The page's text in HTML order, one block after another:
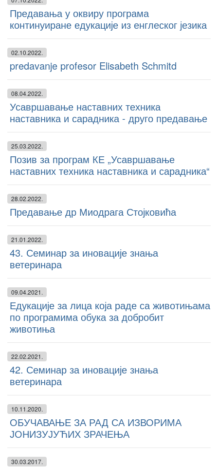
Предавања у оквиру програма
континуиране едукације из енглеског језика
02.10.2022.
predavanje profesor Elisabeth Schmitd
08.04.2022.
Усавршавање наставних техника
наставника и сарадника - друго предавање
25.03.2022.
Позив за програм КЕ „Усавршавање
наставних техника наставника и сарадника“
28.02.2022.
Предавање др Миодрага Стојковића
21.01.2022.
43. Семинар за иновације знања
ветеринара
09.04.2021.
Едукације за лица која раде са животињама
по програмима обука за добробит
животиња
22.02.2021.
42. Семинар за иновације знања
ветеринара
10.11.2020.
ОБУЧАВАЊЕ ЗА РАД СА ИЗВОРИМА
ЈОНИЗУЈУЋИХ ЗРАЧЕЊА
30.03.2017.